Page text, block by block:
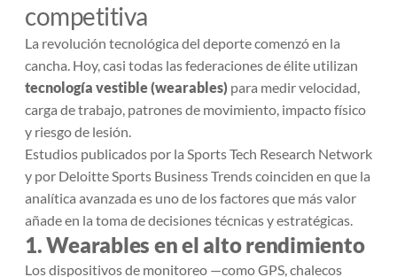
competitiva
La revolución tecnológica del deporte comenzó en la
cancha. Hoy, casi todas las federaciones de élite utilizan
tecnología vestible (wearables) para medir velocidad,
carga de trabajo, patrones de movimiento, impacto físico
y riesgo de lesión.
Estudios publicados por la Sports Tech Research Network
y por Deloitte Sports Business Trendscoinciden en que la
analítica avanzada es uno de los factores que más valor
añade en la toma de decisiones técnicas y estratégicas.
1. Wearables en el alto rendimiento
Los dispositivos de monitoreo —como GPS, chalecos